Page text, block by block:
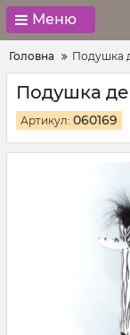
Меню
Головна Подушка
Подушка
Артикул: 060169